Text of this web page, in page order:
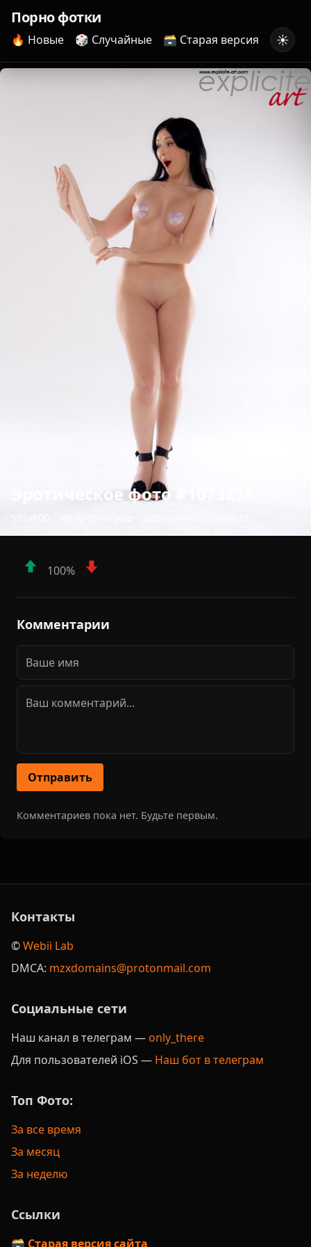
Порно фотки
🔥 Новые 🎲 Случайные 🗃️ Старая версия ☀️
Эротическое фото #1073278
100%
Комментарии
Отправить
Комментариев пока нет. Будьте первым.
Контакты
©️Webii Lab
DMCA: mzxdomains@protonmail.com
Социальные сети
Наш канал в телеграм —only_there
Для пользователей iOS — Наш бот в телеграм
Топ Фото:
За все время
За месяц
За неделю
Ссылки
🗃️ Старая версия сайта